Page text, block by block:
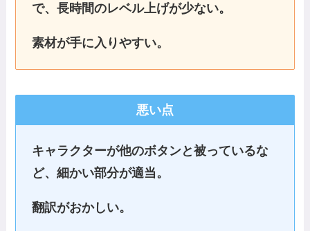
で、長時間のレベル上げが少ない。
素材が手に入りやすい。
悪い点
キャラクターが他のボタンと被っているな
ど、細かい部分が適当。
翻訳がおかしい。